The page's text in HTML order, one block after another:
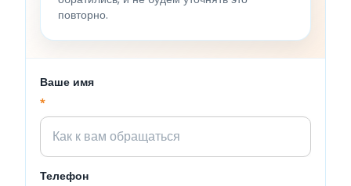
повторно.
Ваше имя
*
Телефон